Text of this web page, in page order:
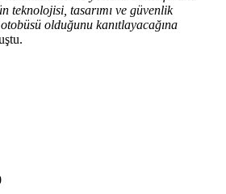
teknolojisi, tasarımı ve güvenlik
olduğunu kanıtlayacağına